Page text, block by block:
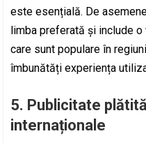
este esențială. De
limba preferată și include
care sunt populare în
îmbunătăți experiența
5. Publicitate
internaționale